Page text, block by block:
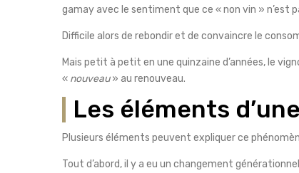
gamay avec le sentiment que ce « non vin » n’est
Difficile alors de rebondir et de convaincre le
Mais petit à petit en une quinzaine d’années, le
« nouveau» au renouveau.
Les éléments
Plusieurs éléments peuvent expliquer ce
Tout d’abord, il y a eu un changement